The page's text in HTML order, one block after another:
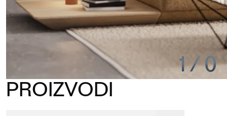
1/0
PROIZVODI